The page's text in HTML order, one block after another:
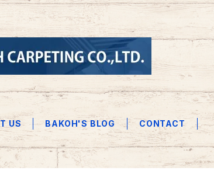
US BAKOH'S BLOG CONTACT